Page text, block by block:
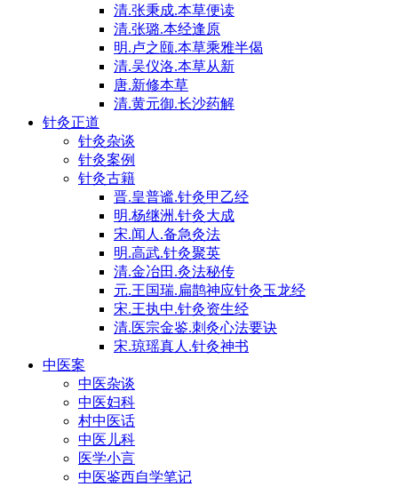
清.张秉成.本草便读
清.张璐.本经逢原
明.卢之颐.本草乘雅半偈
清.吴仪洛.本草从新
唐.新修本草
清.黄元御.长沙药解
针灸正道
针灸杂谈
针灸案例
针灸古籍
晋.皇普谧.针灸甲乙经
明.杨继洲.针灸大成
宋.闻人.备急灸法
明.高武.针灸聚英
清.金冶田.灸法秘传
元.王国瑞.扁鹊神应针灸玉龙经
宋.王执中.针灸资生经
清.医宗金鉴.刺灸心法要诀
宋.琼瑶真人.针灸神书
中医案
中医杂谈
中医妇科
村中医话
中医儿科
医学小言
中医鉴西自学笔记